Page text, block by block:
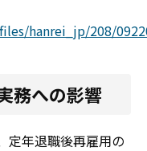
hanrei_jp/208/
務への影響
定年退職後再雇用の